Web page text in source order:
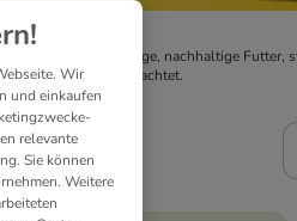
Hund das richtige, nachhaltige Futter,
Verpackung geachtet.
Wir
und einkaufen
relevante
Sie können
Weitere